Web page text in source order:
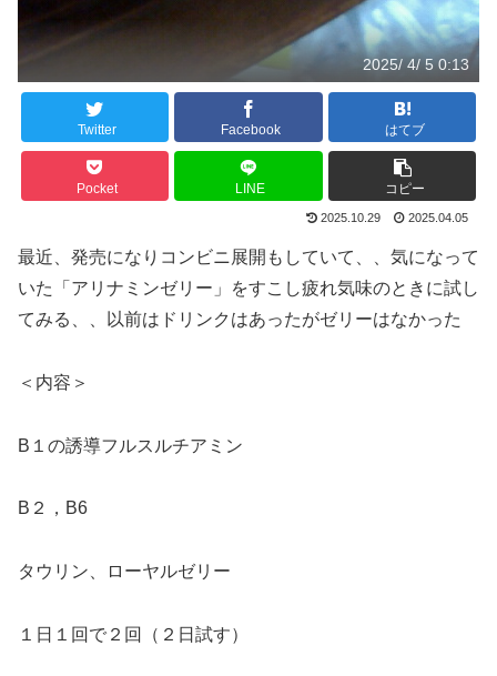
2025/ 4/ 5 0:13
Twitter Facebook はてブ
Pocket LINE コピー
2025.10.29 2025.04.05
最近、発売になりコンビニ展開もしていて、、気になって
いた「アリナミンゼリー」をすこし疲れ気味のときに試し
てみる、、以前はドリンクはあったがゼリーはなかった
＜内容＞
B１の誘導フルスルチアミン
B２，B6
タウリン、ローヤルゼリー
１日１回で２回（２日試す）